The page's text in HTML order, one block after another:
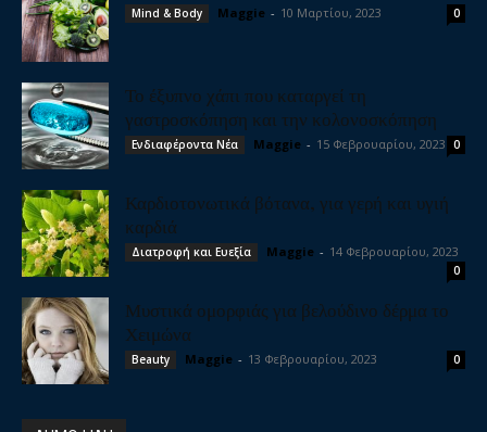
Mind & Body Maggie - 10 Μαρτίου, 2023 0
Το έξυπνο χάπι που καταργεί τη
γαστροσκόπηση και την κολονοσκόπηση
Ενδιαφέροντα Νέα Maggie - 15 Φεβρουαρίου, 2023 0
Καρδιοτονωτικά βότανα, για γερή και υγιή
καρδιά
Διατροφή και Ευεξία Maggie - 14 Φεβρουαρίου, 2023
0
Μυστικά ομορφιάς για βελούδινο δέρμα το
Χειμώνα
Beauty Maggie - 13 Φεβρουαρίου, 2023 0